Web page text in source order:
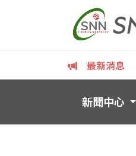
最新消息
半年獲利亮眼 稅後純益125
新聞中心